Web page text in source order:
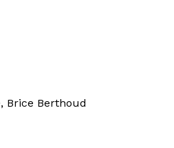
Brice Berthoud